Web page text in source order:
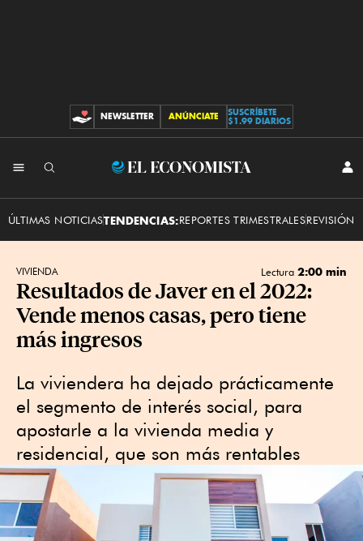
CONTRIBUCIONES
NEWSLETTER ANÚNCIATE
SUSCRÍBETE
$1.99 DIARIOS
El
ÚLTIMAS NOTICIASTENDENCIAS:REPORTES TRIMESTRALESREVISIÓN
VIVIENDA Lectura 2:00 min
Resultados de Javer en el 2022:
Vende menos casas, pero tiene
más ingresos
La viviendera ha dejado prácticamente
el segmento de interés social, para
apostarle a la vivienda media y
residencial, que son más rentables